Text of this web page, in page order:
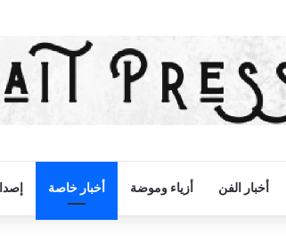
أخبار الفن أزياء وموضة أخبار خاصة